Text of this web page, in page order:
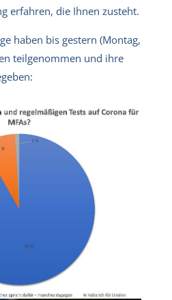
erfahren, die Ihnen zusteht.
haben bis gestern (Montag,
teilgenommen und ihre